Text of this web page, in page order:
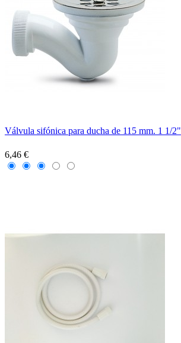
Válvula sifónica para ducha de 115 mm. 1 1/2"
6,46 €